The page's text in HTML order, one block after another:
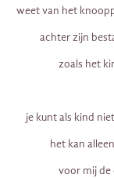
weet van het
achter zijn
zoals het
je kunt als kind
het kan
voor mij de